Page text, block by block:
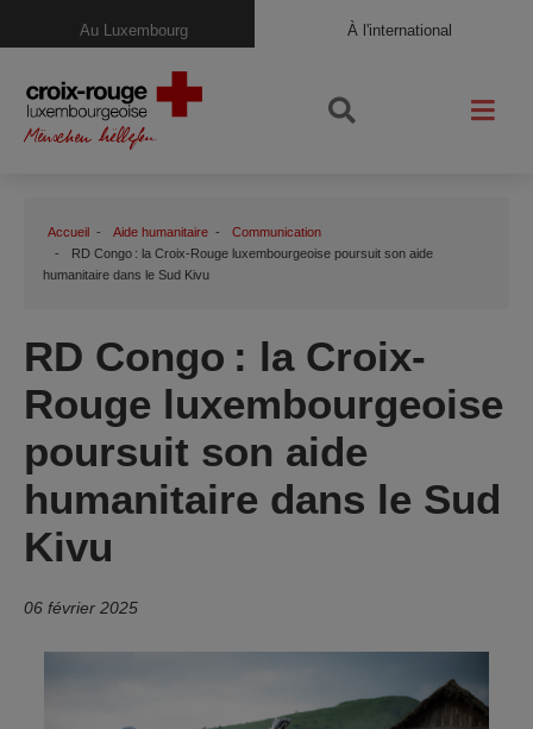
Au Luxembourg À l'international
Accueil Aide humanitaire
Communication
RD Congo : la Croix-Rouge luxembourgeoise poursuit son aide
humanitaire dans le Sud Kivu
RD Congo : la Croix-
Rouge luxembourgeoise
poursuit son aide
humanitaire dans le Sud
Kivu
06 février 2025